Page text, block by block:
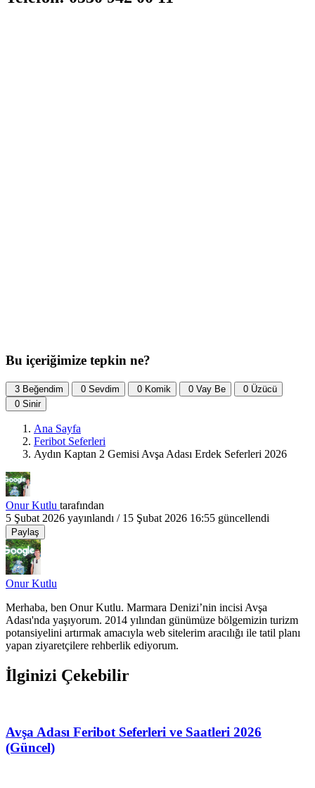
Bu içeriğimize tepkin ne?
3 Beğendim 0 Sevdim 0 Komik 0 Vay Be 0 Üzücü
0 Sinir
Ana Sayfa
Feribot Seferleri
Aydın Kaptan 2 Gemisi Avşa Adası Erdek Seferleri 2026
Onur Kutlu tarafından
5 Şubat 2026 yayınlandı / 15 Şubat 2026 16:55 güncellendi
Paylaş
Onur Kutlu
Merhaba, ben Onur Kutlu. Marmara Denizi’nin incisi Avşa
Adası'nda yaşıyorum. 2014 yılından günümüze bölgemizin turizm
potansiyelini artırmak amacıyla web sitelerim aracılığı ile tatil planı
yapan ziyaretçilere rehberlik ediyorum.
İlginizi Çekebilir
Avşa Adası Feribot Seferleri ve Saatleri 2026
(Güncel)